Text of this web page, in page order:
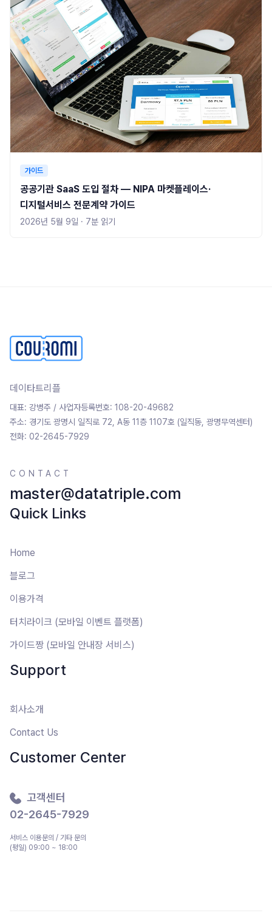
가이드
공공기관 SaaS 도입 절차 — NIPA 마켓플레이스·
디지털서비스 전문계약 가이드
2026년 5월 9일 · 7분 읽기
데이타트리플
대표: 강병주 / 사업자등록번호: 108-20-49682
주소: 경기도 광명시 일직로 72, A동 11층 1107호 (일직동, 광명무역센터)
전화: 02-2645-7929
CONTACT
master@datatriple.com
Quick Links
Home
블로그
이용가격
터치라이크 (모바일 이벤트 플랫폼)
가이드짱 (모바일 안내장 서비스)
Support
회사소개
Contact Us
Customer Center
고객센터
02-2645-7929
서비스 이용문의 / 기타 문의
(평일) 09:00 ~ 18:00